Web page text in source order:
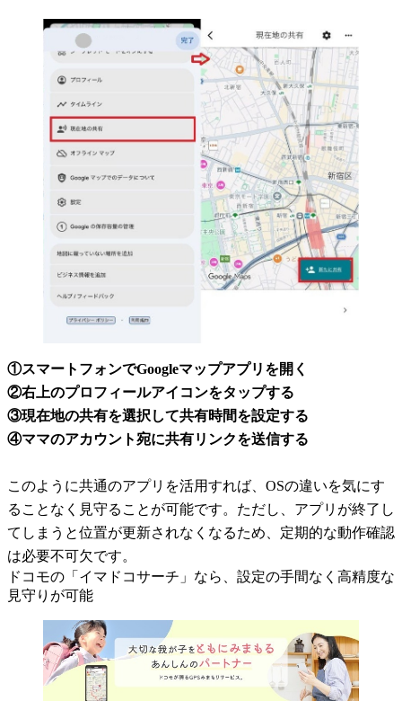
①スマートフォンでGoogleマップアプリを開く
②右上のプロフィールアイコンをタップする
③現在地の共有を選択して共有時間を設定する
④ママのアカウント宛に共有リンクを送信する
このように共通のアプリを活用すれば、OSの違いを気にす
ることなく見守ることが可能です。ただし、アプリが終了し
てしまうと位置が更新されなくなるため、定期的な動作確認
は必要不可欠です。
ドコモの「イマドコサーチ」なら、設定の手間なく高精度な
見守りが可能